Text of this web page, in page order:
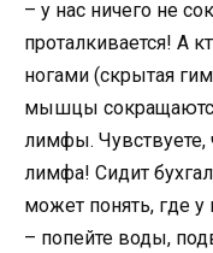
– у нас ничего не
проталкивается! А
ногами (скрытая
мышцы
лимфы. Чувствуете,
лимфа! Сидит
может понять, где у
– попейте воды,